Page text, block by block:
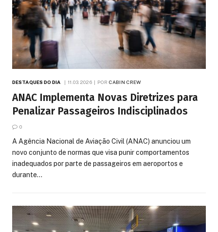
DESTAQUES DO DIA 11.03.2026 POR CABIN CREW
ANAC Implementa Novas Diretrizes para
Penalizar Passageiros Indisciplinados
0
A Agência Nacional de Aviação Civil (ANAC) anunciou um
novo conjunto de normas que visa punir comportamentos
inadequados por parte de passageiros em aeroportos e
durante…